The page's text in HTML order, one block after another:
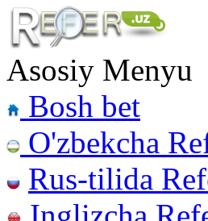
Asosiy Menyu
Bosh bet
O'zbekcha
Rus-tilida